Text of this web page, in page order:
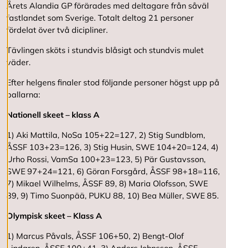
R
e
d
g
e
r
c
o
k
i
e
s
A
v
v
i
a
a
Årets Alandia GP förärades med deltagare från såväl
fastlandet som Sverige. Totalt deltog 21 personer
fördelat över två dicipliner.
Tävlingen sköts i stundvis blåsigt och stundvis mulet
väder.
Efter helgens finaler stod följande personer högst upp på
pallarna:
Nationell skeet – klass A
1) Aki Mattila, NoSa 105+22=127, 2) Stig Sundblom,
ÅSSF 103+23=126, 3) Stig Husin, SWE 104+20=124, 4)
Urho Rossi, VamSa 100+23=123, 5) Pär Gustavsson,
SWE 97+24=121, 6) Göran Forsgård, ÅSSF 98+18=116,
7) Mikael Wilhelms, ÅSSF 89, 8) Maria Olofsson, SWE
89, 9) Timo Suonpää, PUKU 88, 10) Bea Müller, SWE 85.
Olympisk skeet – Klass A
1) Marcus Påvals, ÅSSF 106+50, 2) Bengt-Olof